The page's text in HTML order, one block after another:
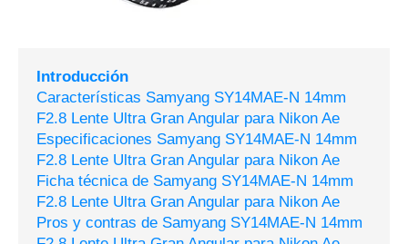
Introducción
Características Samyang SY14MAE-N 14mm
F2.8 Lente Ultra Gran Angular para Nikon Ae
Especificaciones Samyang SY14MAE-N 14mm
F2.8 Lente Ultra Gran Angular para Nikon Ae
Ficha técnica de Samyang SY14MAE-N 14mm
F2.8 Lente Ultra Gran Angular para Nikon Ae
Pros y contras de Samyang SY14MAE-N 14mm